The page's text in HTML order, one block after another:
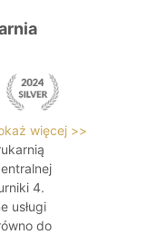
więcej >>
4.
usługi
do